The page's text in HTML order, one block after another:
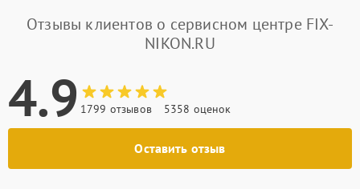
Отзывы клиентов о сервисном центре FIX-
NIKON.RU
4.9 1799 отзывов 5358 оценок
Оставить отзыв